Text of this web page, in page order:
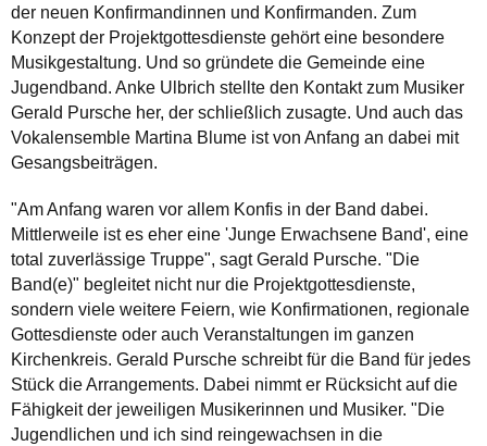
der neuen Konfirmandinnen und Konfirmanden. Zum
Konzept der Projektgottesdienste gehört eine besondere
Musikgestaltung. Und so gründete die Gemeinde eine
Jugendband. Anke Ulbrich stellte den Kontakt zum Musiker
Gerald Pursche her, der schließlich zusagte. Und auch das
Vokalensemble Martina Blume ist von Anfang an dabei mit
Gesangsbeiträgen.
"Am Anfang waren vor allem Konfis in der Band dabei.
Mittlerweile ist es eher eine 'Junge Erwachsene Band', eine
total zuverlässige Truppe", sagt Gerald Pursche. "Die
Band(e)" begleitet nicht nur die Projektgottesdienste,
sondern viele weitere Feiern, wie Konfirmationen, regionale
Gottesdienste oder auch Veranstaltungen im ganzen
Kirchenkreis. Gerald Pursche schreibt für die Band für jedes
Stück die Arrangements. Dabei nimmt er Rücksicht auf die
Fähigkeit der jeweiligen Musikerinnen und Musiker. "Die
Jugendlichen und ich sind reingewachsen in die